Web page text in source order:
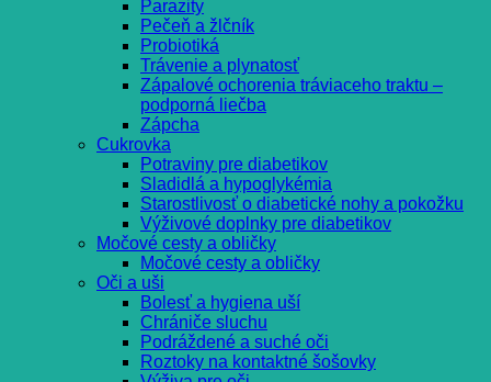
Parazity
Pečeň a žlčník
Probiotiká
Trávenie a plynatosť
Zápalové ochorenia tráviaceho traktu –
podporná liečba
Zápcha
Cukrovka
Potraviny pre diabetikov
Sladidlá a hypoglykémia
Starostlivosť o diabetické nohy a pokožku
Výživové doplnky pre diabetikov
Močové cesty a obličky
Močové cesty a obličky
Oči a uši
Bolesť a hygiena uší
Chrániče sluchu
Podráždené a suché oči
Roztoky na kontaktné šošovky